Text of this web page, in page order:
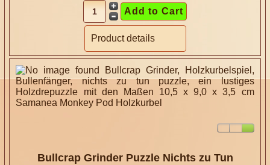
Product details
Bullcrap Grinder Puzzle Nichts zu Tun